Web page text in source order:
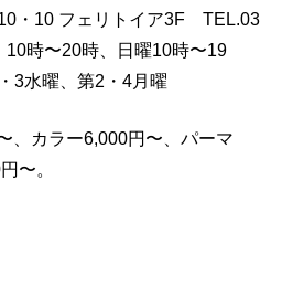
・10 フェリトイア3F TEL.03
時〜20時、日曜10時〜19
3水曜、第2・4月曜
カラー6,000円〜、パーマ
〜。